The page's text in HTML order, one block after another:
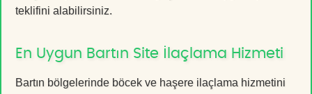
teklifini alabilirsiniz.
En Uygun Bartın Site İlaçlama Hizmeti
Bartın bölgelerinde böcek ve haşere ilaçlama hizmetini